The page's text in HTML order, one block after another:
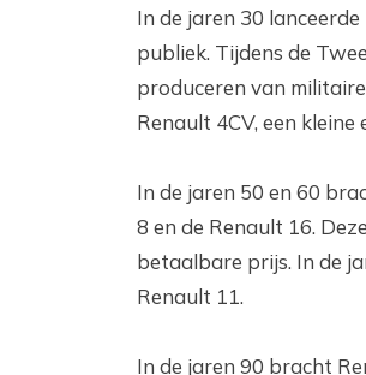
In de jaren 30
publiek. Tijdens de
produceren van
Renault 4CV, een
In de jaren 50 en 60
8 en de Renault 16.
betaalbare prijs. In de
Renault 11.
In de jaren 90 bracht